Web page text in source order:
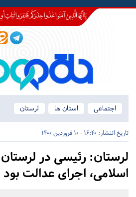
اجتماعی
استان ها لرستان
تاریخ انتشار: 16:40 - 10 فروردین 1400
لرستان: رئیسی در
اسلامی، اجرای عدالت بود